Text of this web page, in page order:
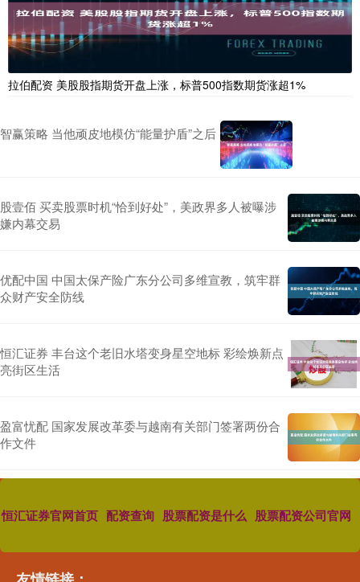
拉伯配资 美股股指期货开盘上涨，标普500指数期货涨超1%
智赢策略 当他顽皮地模仿“能量护盾”之后
股壹佰 买卖股票时机“恰到好处”，美政界多人被曝涉
嫌内幕交易
优配中国 中国太保产险广东分公司多维宣教，筑牢群
众财产安全防线
恒汇证券 丰台这个老旧水塔变身星空地标 彩绘焕新点
亮街区生活
盈富忧配 国家发展改革委与越南有关部门签署两份合
作文件
恒汇证券官网首页 配资查询 股票配资是什么 股票配资公司官网